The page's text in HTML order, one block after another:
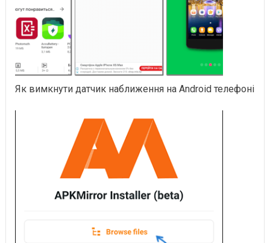
Як вимкнути датчик наближення на Android телефоні